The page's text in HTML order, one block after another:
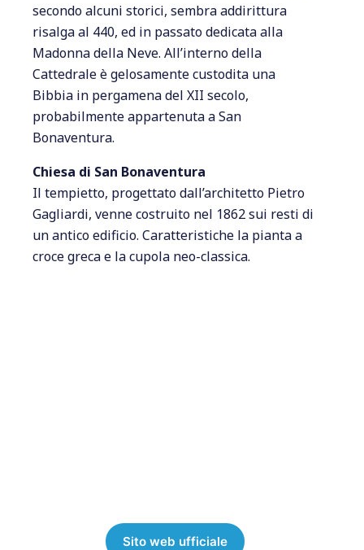
secondo alcuni storici, sembra addirittura
risalga al 440, ed in passato dedicata alla
Madonna della Neve. All’interno della
Cattedrale è gelosamente custodita una
Bibbia in pergamena del XII secolo,
probabilmente appartenuta a San
Bonaventura.
Chiesa di San Bonaventura
Il tempietto, progettato dall’architetto Pietro
Gagliardi, venne costruito nel 1862 sui resti di
un antico edificio. Caratteristiche la pianta a
croce greca e la cupola neo-classica.
Sito web ufficiale